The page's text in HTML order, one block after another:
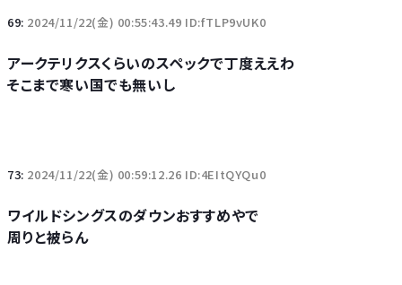
69: 2024/11/22(金) 00:55:43.49 ID:fTLP9vUK0
アークテリクスくらいのスペックで丁度ええわ
そこまで寒い国でも無いし
73: 2024/11/22(金) 00:59:12.26 ID:4EItQYQu0
ワイルドシングスのダウンおすすめやで
周りと被らん